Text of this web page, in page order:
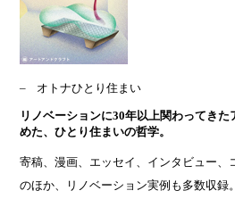
オトナひとり住まい
リノベーションに30年以上関わってき
めた、ひとり住まいの哲学。
寄稿、漫画、エッセイ、インタビュー、
のほか、リノベーション実例も多数収録